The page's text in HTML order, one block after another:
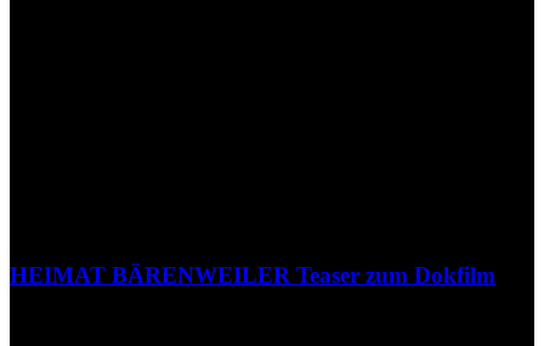
HEIMAT BÄRENWEILER Teaser zum Dokfilm